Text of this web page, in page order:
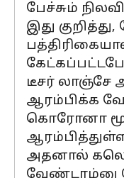
பேச்சும்
இது
டீசர் லாஞ்சே
ஆரம்பிக்க
கொரோனா
அதனால்